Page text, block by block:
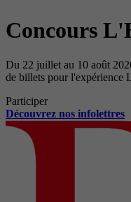
Concours
Du 22 juillet au 10 août
de billets pour l'expérience
Participer
Découvrez nos infolettres